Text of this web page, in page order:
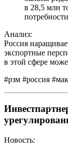
в 28,5 млн
Анализ:
Россия
экспортные
в этой сфере
#рзм #россия
Новость: